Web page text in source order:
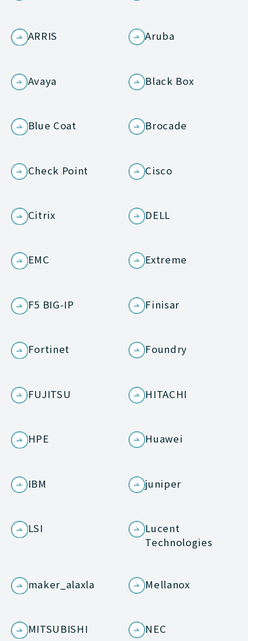
ARRIS Aruba
Avaya Black Box
Blue Coat Brocade
Check Point Cisco
Citrix DELL
EMC Extreme
F5 BIG-IP Finisar
Fortinet Foundry
FUJITSU HITACHI
HPE Huawei
IBM juniper
LSI
Lucent
Technologies
maker_alaxla Mellanox
MITSUBISHI NEC